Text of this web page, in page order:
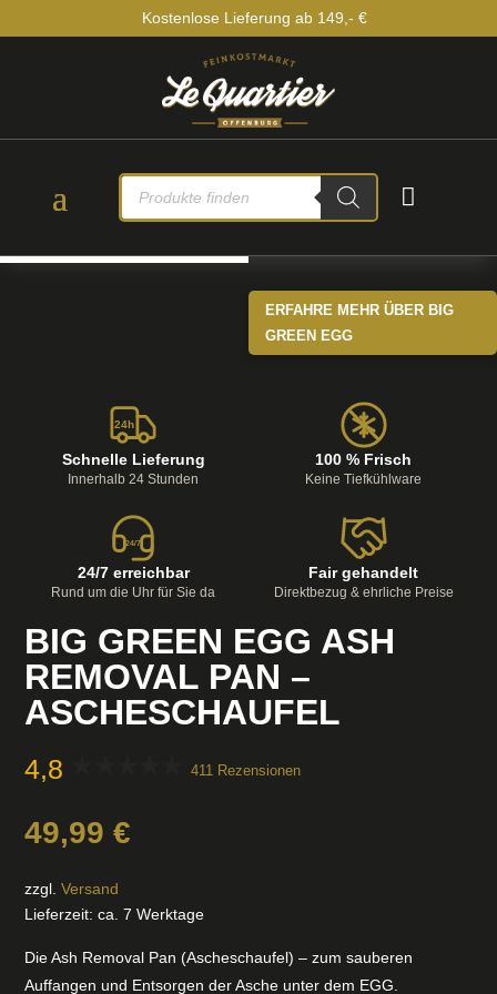
Kostenlose Lieferung ab 149,- €
PRODUCTS
SEARCH

BIG GREEN EGG ASH
REMOVAL PAN –
ASCHESCHAUFEL
4,8 411 Rezensionen
49,99€
zzgl.Versand
Lieferzeit: ca. 7 Werktage
Die Ash Removal Pan (Ascheschaufel) – zum sauberen
Auffangen und Entsorgen der Asche unter dem EGG.
ERFAHRE MEHR ÜBER BIG
GREEN EGG
24h
Schnelle Lieferung
Innerhalb 24 Stunden
100 % Frisch
Keine Tiefkühlware
24/7
24/7 erreichbar
Rund um die Uhr für Sie da
Fair gehandelt
Direktbezug & ehrliche Preise